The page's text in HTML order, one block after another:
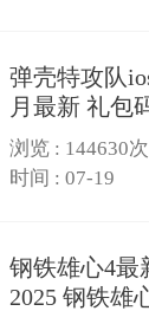
弹壳特攻队
月最新 礼包
浏览 : 144630次
时间 : 07-19
钢铁雄心4最
2025 钢铁雄